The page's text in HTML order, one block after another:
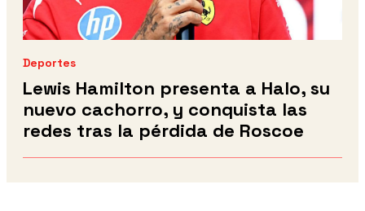
Deportes
Lewis Hamilton presenta a Halo, su
nuevo cachorro, y conquista las
redes tras la pérdida de Roscoe